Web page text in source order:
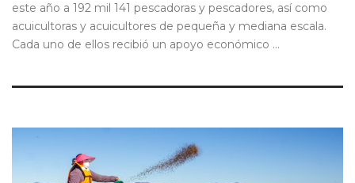
este año a 192 mil 141 pescadoras y pescadores, así como
acuicultoras y acuicultores de pequeña y mediana escala.
Cada uno de ellos recibió un apoyo económico ...